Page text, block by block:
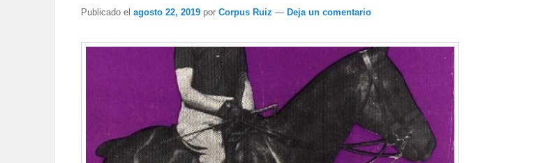
Publicado el agosto 22, 2019 por Corpus Ruiz — Deja un comentario